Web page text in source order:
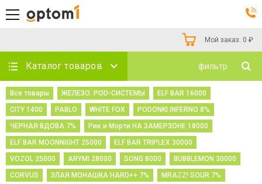
Мой заказ: 0 ₽
Каталог товаров фильтр
Все товары ЖЕЛЕЗО. POD-СИСТЕМЫ
ELF BAR 16000
CITY 1400
PABLO WHITE FOX
PODONKI INFERNO 8%
ЧЕРНАЯ ВДОВА 7%
Рик и Морти НА ЗАМЕРЗОНЕ 18000
ELF BAR MOONNIGHT 25000
ELF BAR TRIPLEX 30000
VOZOL 25000
ARYMI 28000 SONG 8000
BUBBLEMON 30000
CORVUS
ЗЛАЯ МОНАШКА HARD++ 7%
MRAZZ! SOUR 7%